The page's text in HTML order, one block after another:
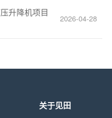
升降机项目
2026-04-28
关于见田